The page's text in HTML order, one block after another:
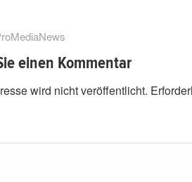
einen Kommentar
wird nicht veröffentlicht.